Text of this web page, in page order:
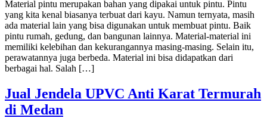
Material pintu merupakan bahan yang dipakai untuk pintu. Pintu
yang kita kenal biasanya terbuat dari kayu. Namun ternyata, masih
ada material lain yang bisa digunakan untuk membuat pintu. Baik
pintu rumah, gedung, dan bangunan lainnya. Material-material ini
memiliki kelebihan dan kekurangannya masing-masing. Selain itu,
perawatannya juga berbeda. Material ini bisa didapatkan dari
berbagai hal. Salah […]
Jual Jendela UPVC Anti Karat Termurah
di Medan